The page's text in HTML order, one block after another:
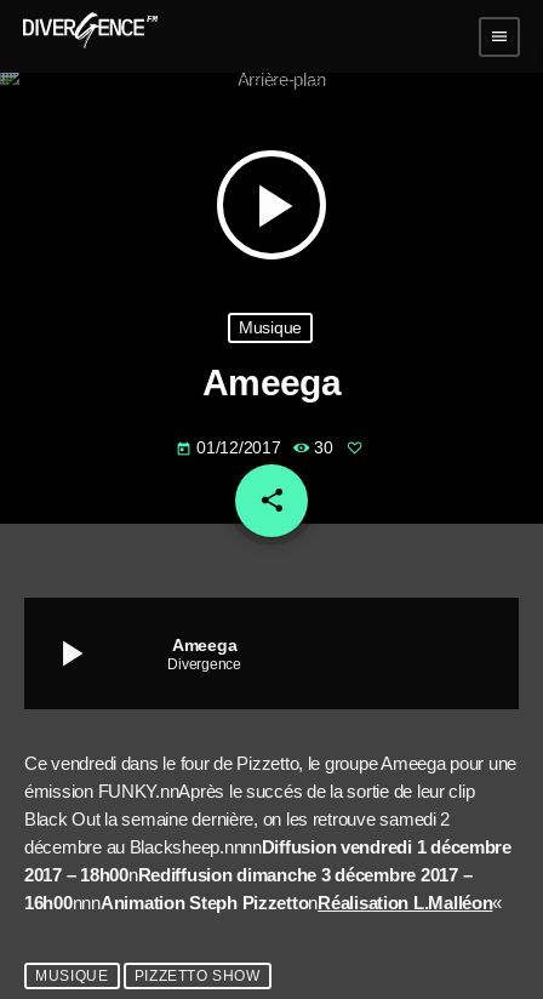
menu
play_arrow
Musique
Ameega
today 01/12/2017 30
share
email
play_arrow Ameega
Divergence
Ce vendredi dans le four de Pizzetto, le groupe Ameega pour une
émission FUNKY.nnAprès le succés de la sortie de leur clip
Black Out la semaine dernière, on les retrouve samedi 2
décembre au Blacksheep.nnnnDiffusion vendredi 1 décembre
2017 – 18h00nRediffusion dimanche 3 décembre 2017 –
16h00nnnAnimation Steph PizzettonRéalisation L.Malléon«
MUSIQUE PIZZETTO SHOW